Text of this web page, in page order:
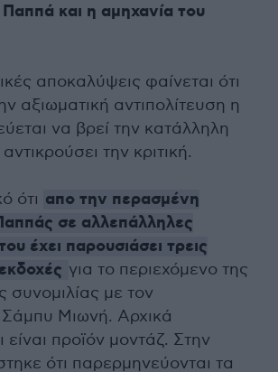
και η αμηχανία του
αποκαλύψεις φαίνεται ότι
αξιωματική αντιπολίτευση η
να βρεί την κατάλληλη
την κριτική.
ότι απο την περασμένη
σε αλλεπάλληλες
έχει παρουσιάσει τρεις
για το περιεχόμενο της
συνομιλίας με τον
Σάμπυ Μιωνή. Αρχικά
είναι προϊόν μοντάζ. Στην
ότι παρερμηνεύονται τα